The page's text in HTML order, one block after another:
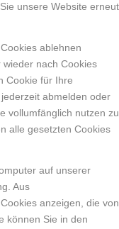
unsere Website erneut
ablehnen
nach Cookies
Cookie für Ihre
abmelden oder
vollumfänglich nutzen zu
alle gesetzten Cookies
auf unserer
Aus
anzeigen, die von
können Sie in den